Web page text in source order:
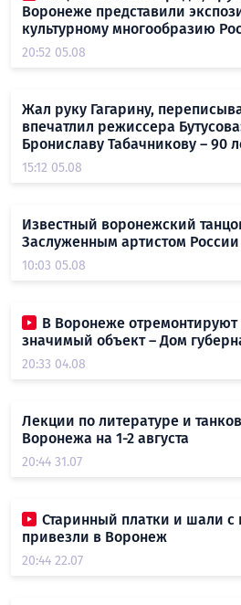
Воронеже представили
культурному многообразию
20:52 05.08
Жал руку Гагарину,
впечатлил режиссера
Брониславу Табачникову – 90
15:12 05.08
Известный воронежский
Заслуженным артистом России
10:03 05.08
В Воронеже отремонтируют
значимый объект – Дом
20:33 04.08
Лекции по литературе и
Воронежа на 1-2 августа
20:44 31.07
Старинный платки и шали
привезли в Воронеж
20:44 22.07